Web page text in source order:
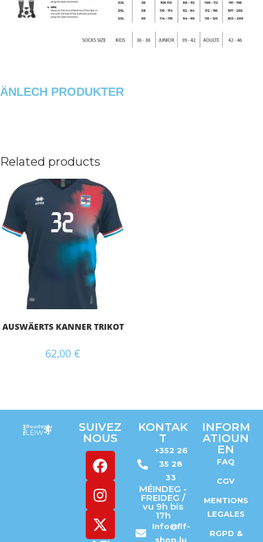
ÄNLECH PRODUKTER
Related products
AUSWÄERTS KANNER TRIKOT
62,00 €
SUIVEZ
NOUS
KONTAK
T
+352 26
35 28
33
MÉINDEG -
FREIDEG /
vu 9h bis
17h
Info@flf-
shop.lu
INFORM
ATIOUN
EN
FAQ
CGV
MENTIONS
LEGALES
RGPD &